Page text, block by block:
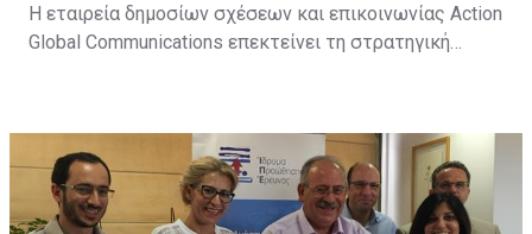
Η εταιρεία δημοσίων σχέσεων και επικοινωνίας Action
Global Communications επεκτείνει τη στρατηγική
ανακοίνωση, "στο σημερινό ταχέως μεταβαλλόμενο
διαδικτυακό περιβάλλον, η Action Digital και η Action
Global Communications θα είναι σε θέση να
προσφέρουν πλήρως ολοκληρωμένες και ...